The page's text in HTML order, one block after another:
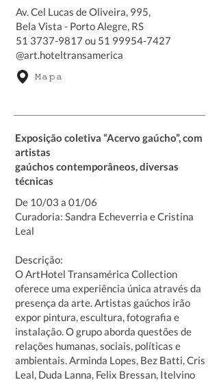
Av. Cel Lucas de Oliveira, 995,
Bela Vista - Porto Alegre, RS
51 3737-9817 ou 51 99954-7427
@art.hoteltransamerica
Mapa
Exposição coletiva “Acervo gaúcho”, com
artistas
gaúchos contemporâneos, diversas
técnicas
De 10/03 a 01/06
Curadoria: Sandra Echeverria e Cristina
Leal
Descrição:
O ArtHotel Transamérica Collection
oferece uma experiência única através da
presença da arte. Artistas gaúchos irão
expor pintura, escultura, fotografia e
instalação. O grupo aborda questões de
relações humanas, sociais, políticas e
ambientais. Arminda Lopes, Bez Batti, Cris
Leal, Duda Lanna, Felix Bressan, Itelvino